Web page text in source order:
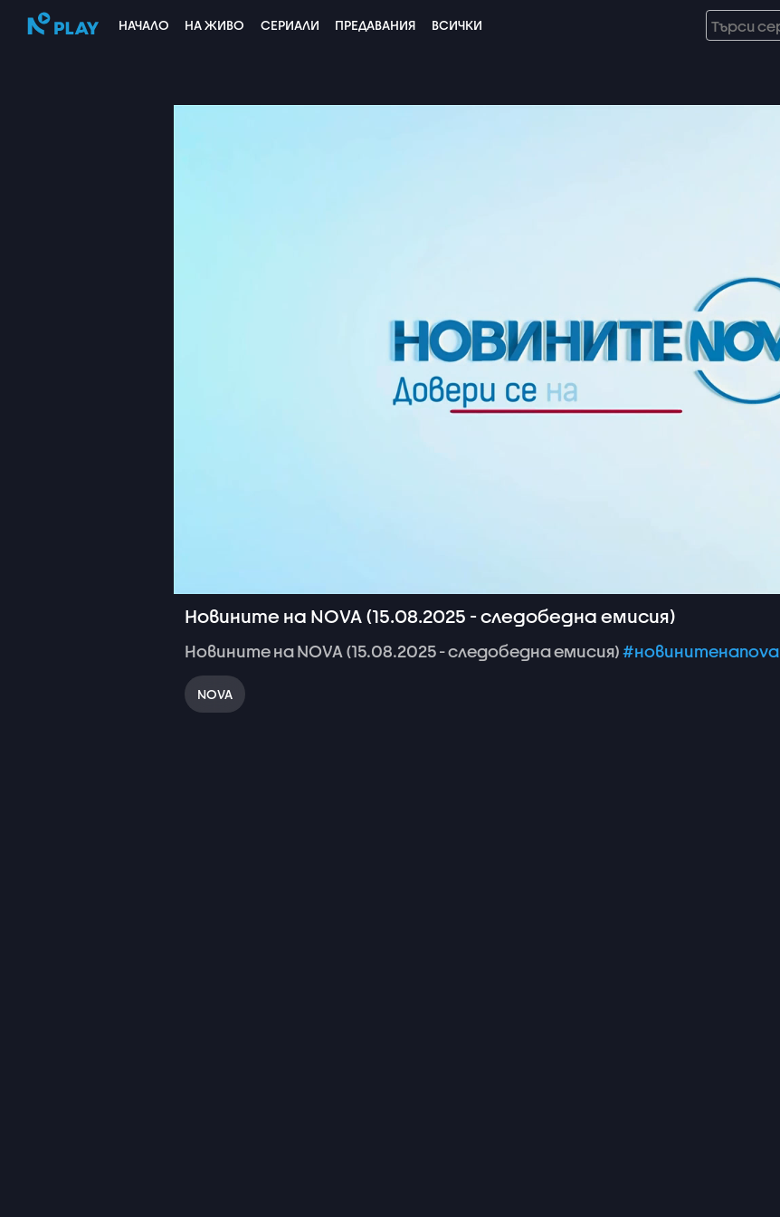
НАЧАЛО НА ЖИВО СЕРИАЛИ ПРЕДАВАНИЯ ВСИЧКИ
Новините на NOVA (15.08.2025 - следобедна емисия)
НовинитенаNOVA (15.08.2025-следобеднаемисия)#новинитенаnova
NOVA